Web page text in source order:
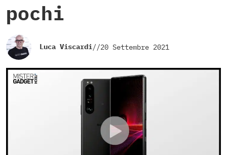
pochi
Luca Viscardi//20 Settembre 2021